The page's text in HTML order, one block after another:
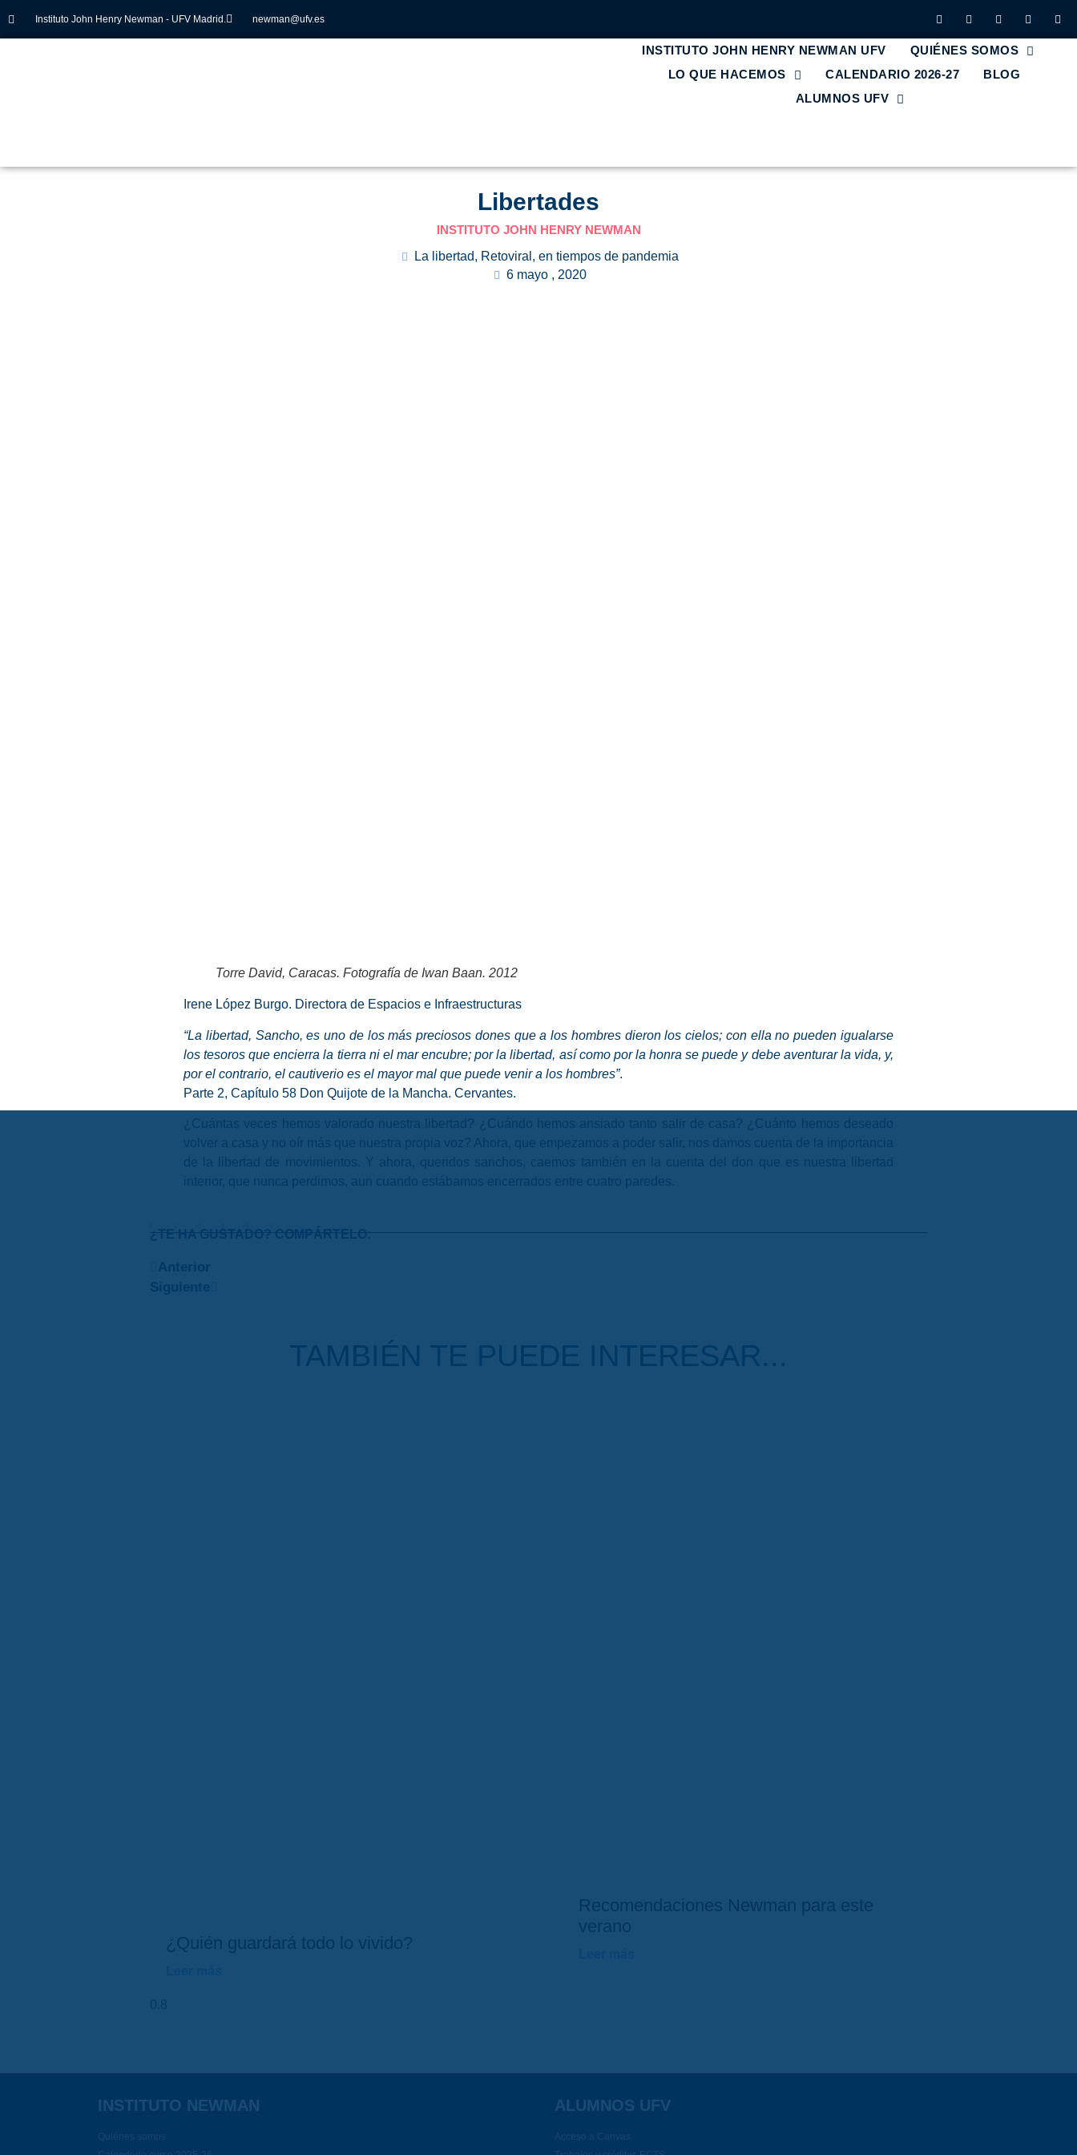
Instituto John Henry Newman - UFV Madrid. newman@ufv.es
INSTITUTO JOHN HENRY NEWMAN UFV
QUIÉNES SOMOS
LO QUE HACEMOS
CALENDARIO 2026-27
BLOG
ALUMNOS UFV
Libertades
INSTITUTO JOHN HENRY NEWMAN
La libertad, Retoviral, en tiempos de pandemia
6 mayo , 2020
Torre David, Caracas. Fotografía de Iwan Baan. 2012
Irene López Burgo. Directora de Espacios e Infraestructuras
“La libertad, Sancho, es uno de los más preciosos dones que a los hombres dieron los cielos; con ella no pueden igualarse
los tesoros que encierra la tierra ni el mar encubre; por la libertad, así como por la honra se puede y debe aventurar la vida, y,
por el contrario, el cautiverio es el mayor mal que puede venir a los hombres”.
Parte 2, Capítulo 58 Don Quijote de la Mancha. Cervantes.
¿Cuántas veces hemos valorado nuestra libertad ? ¿Cuándo hemos ansiado tanto salir de casa? ¿Cuánto hemos deseado
volver a casa y no oír más que nuestra propia voz? Ahora, que empezamos a poder salir, nos damos cuenta de la importancia
de la libertad de movimientos. Y ahora, queridos sanchos, caemos también en la cuenta del don que es nuestra libertad
interior, que nunca perdimos, aun cuando estábamos encerrados entre cuatro paredes.
¿TE HA GUSTADO? COMPÁRTELO:
Anterior
Siguiente
TAMBIÉN TE PUEDE INTERESAR...
¿Quién guardará todo lo vivido?
Recomendaciones Newman para este
verano
INSTITUTO NEWMAN ALUMNOS UFV